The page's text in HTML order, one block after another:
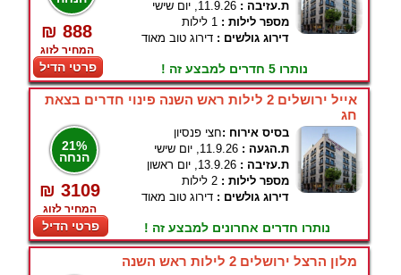
₪ 888
המחיר לזוג
פרטי הדיל
ת.עזיבה : 11.9.26, יום שישי
מספר לילות : 1 לילות
דירוג גולשים : דירוג טוב מאוד
נותרו 5 חדרים למבצע זה !
אייל ירושלים 2 לילות ראש השנה פינוי חדרים בצאת
חג
21%
הנחה
₪ 3109
המחיר לזוג
פרטי הדיל
בסיס אירוח :חצי פנסיון
ת.הגעה : 11.9.26, יום שישי
ת.עזיבה : 13.9.26, יום ראשון
מספר לילות : 2 לילות
דירוג גולשים : דירוג טוב מאוד
נותרו חדרים אחרונים למבצע זה !
מלון הרצל ירושלים 2 לילות ראש השנה